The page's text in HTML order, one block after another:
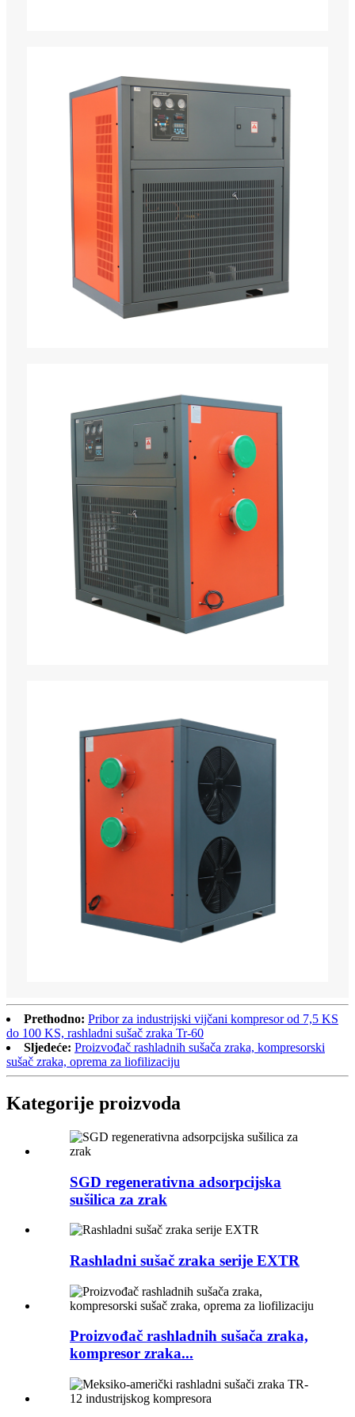
Prethodno: Pribor za industrijski vijčani kompresor od 7,5 KS
do 100 KS, rashladni sušač zraka Tr-60
Sljedeće: Proizvođač rashladnih sušača zraka, kompresorski
sušač zraka, oprema za liofilizaciju
Kategorije proizvoda
SGD regenerativna adsorpcijska
sušilica za zrak
Rashladni sušač zraka serije EXTR
Proizvođač rashladnih sušača zraka,
kompresor zraka...